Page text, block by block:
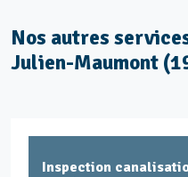
Nos autres
Julien-Maumont
Inspection